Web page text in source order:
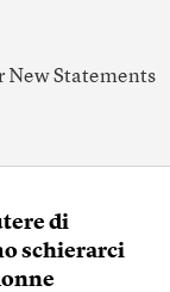
New Statements
di
schierarci